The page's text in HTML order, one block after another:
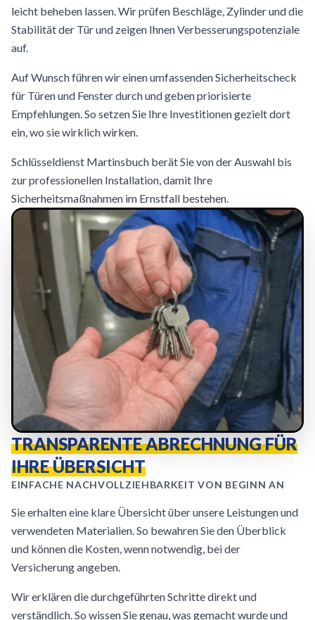
leicht beheben lassen. Wir prüfen Beschläge, Zylinder und die
Stabilität der Tür und zeigen Ihnen Verbesserungspotenziale
auf.
Auf Wunsch führen wir einen umfassenden Sicherheitscheck
für Türen und Fenster durch und geben priorisierte
Empfehlungen. So setzen Sie Ihre Investitionen gezielt dort
ein, wo sie wirklich wirken.
Schlüsseldienst Martinsbuch berät Sie von der Auswahl bis
zur professionellen Installation, damit Ihre
Sicherheitsmaßnahmen im Ernstfall bestehen.
TRANSPARENTE ABRECHNUNG FÜR
IHRE ÜBERSICHT
EINFACHE NACHVOLLZIEHBARKEIT VON BEGINN AN
Sie erhalten eine klare Übersicht über unsere Leistungen und
verwendeten Materialien. So bewahren Sie den Überblick
und können die Kosten, wenn notwendig, bei der
Versicherung angeben.
Wir erklären die durchgeführten Schritte direkt und
verständlich. So wissen Sie genau, was gemacht wurde und